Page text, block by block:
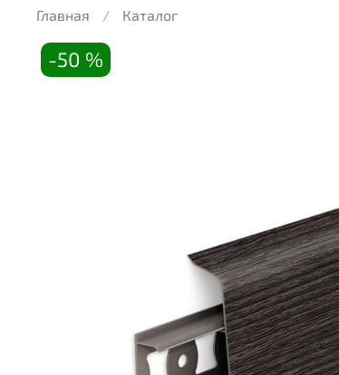
Главная Каталог
-50 %